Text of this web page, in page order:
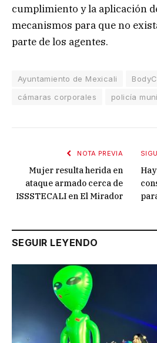
cumplimiento y la aplicación
mecanismos para que no
parte de los agentes.
Ayuntamiento de Mexicali
cámaras corporales
policía
NOTA PREVIA
Mujer resulta herida en
ataque armado cerca de
ISSSTECALI en El Mirador
SEGUIR LEYENDO